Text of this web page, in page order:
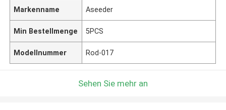
Markenname Aseeder
Min Bestellmenge 5PCS
Modellnummer Rod-017
Sehen Sie mehr an